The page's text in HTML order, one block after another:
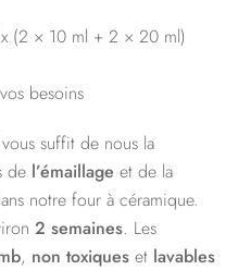
(2 × 10 ml + 2 × 20 ml)
besoins
suffit de nous la
de l’émaillage et de la
notre four à céramique.
2 semaines. Les
, non toxiques et lavables